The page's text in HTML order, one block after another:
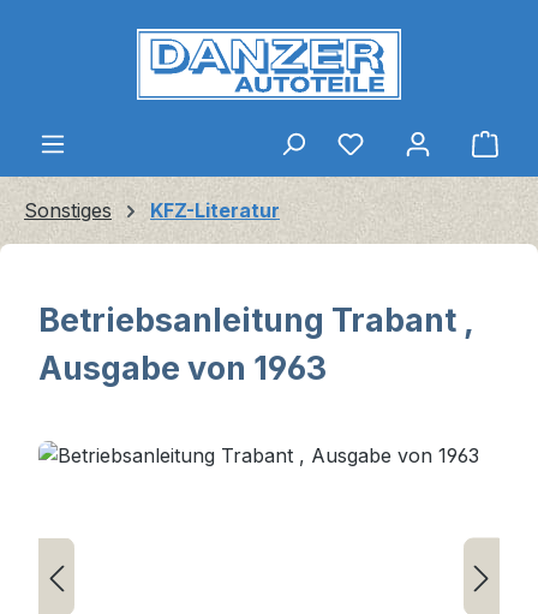
Zum Hauptinhalt springen
Sonstiges KFZ-Literatur
Betriebsanleitung Trabant ,
Ausgabe von 1963
Bildergalerie überspringen